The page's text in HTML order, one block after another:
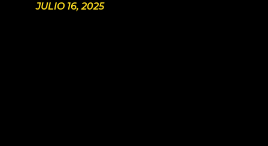
JULIO 16, 2025